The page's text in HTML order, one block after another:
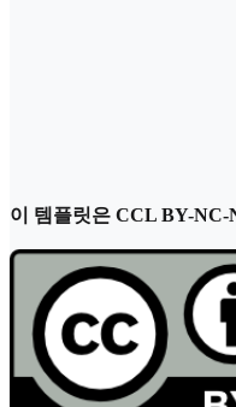
이 템플릿은 CCL BY-NC-